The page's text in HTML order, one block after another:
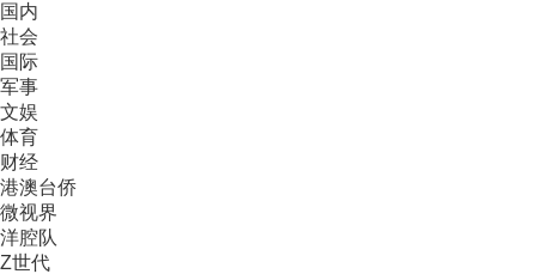
国内
社会
国际
军事
文娱
体育
财经
港澳台侨
微视界
洋腔队
Z世代